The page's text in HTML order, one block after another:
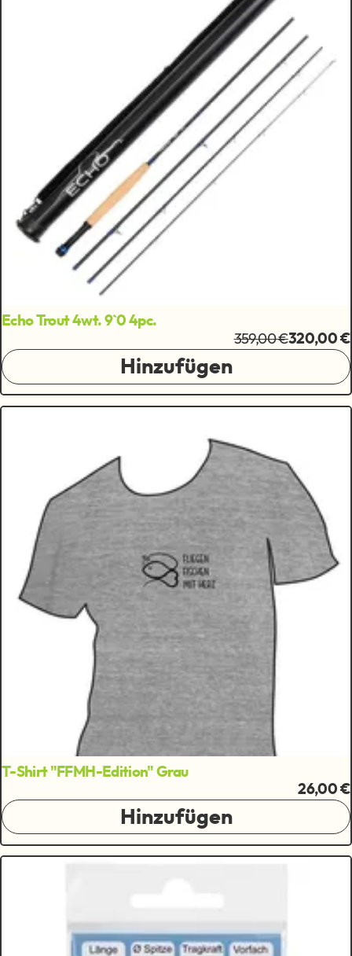
Echo Trout 4wt. 9`0 4pc.
359,00 €320,00 €
Hinzufügen
T-Shirt "FFMH-Edition" Grau
26,00 €
Hinzufügen